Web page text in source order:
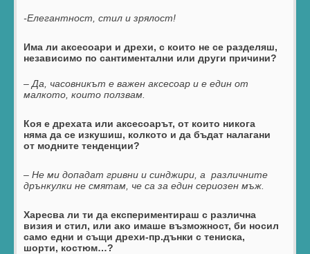
-Елегантност, стил и зрялост!
Има ли аксесоари и дрехи, с които не се разделяш,
независимо по сантиментални или други причини?
– Да, часовникът е важен аксесоар и е един от
малкото, които ползвам.
Коя е дрехата или аксесоарът, от които никога
няма да се изкушиш, колкото и да бъдат налагани
от модните тенденции?
– Не ми допадат гривни и синджири, а различните
дрънкулки не смятам, че са за един сериозен мъж.
Харесва ли ти да експериментираш с различна
визия и стил, или ако имаше възможност, би носил
само едни и същи дрехи-пр.дънки с тениска,
шорти, костюм…?